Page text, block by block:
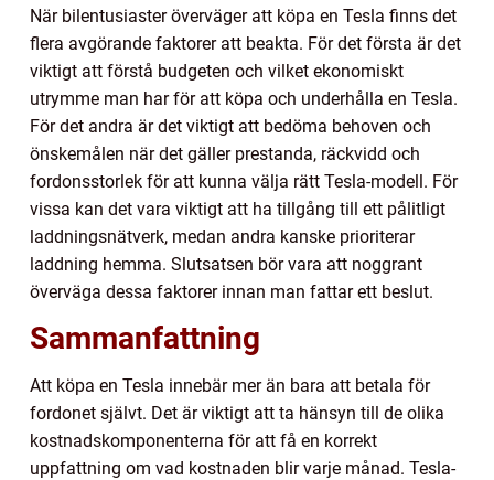
När bilentusiaster överväger att köpa en Tesla finns det
flera avgörande faktorer att beakta. För det första är det
viktigt att förstå budgeten och vilket ekonomiskt
utrymme man har för att köpa och underhålla en Tesla.
För det andra är det viktigt att bedöma behoven och
önskemålen när det gäller prestanda, räckvidd och
fordonsstorlek för att kunna välja rätt Tesla-modell. För
vissa kan det vara viktigt att ha tillgång till ett pålitligt
laddningsnätverk, medan andra kanske prioriterar
laddning hemma. Slutsatsen bör vara att noggrant
överväga dessa faktorer innan man fattar ett beslut.
Sammanfattning
Att köpa en Tesla innebär mer än bara att betala för
fordonet självt. Det är viktigt att ta hänsyn till de olika
kostnadskomponenterna för att få en korrekt
uppfattning om vad kostnaden blir varje månad. Tesla-